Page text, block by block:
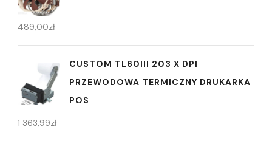
489,00zł
CUSTOM TL60III 203 X DPI
PRZEWODOWA TERMICZNY DRUKARKA
POS
1 363,99zł